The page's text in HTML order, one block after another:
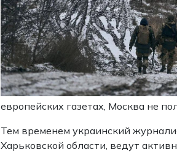
европейских газетах, Москва не
Тем временем украинский
Харьковской области, ведут